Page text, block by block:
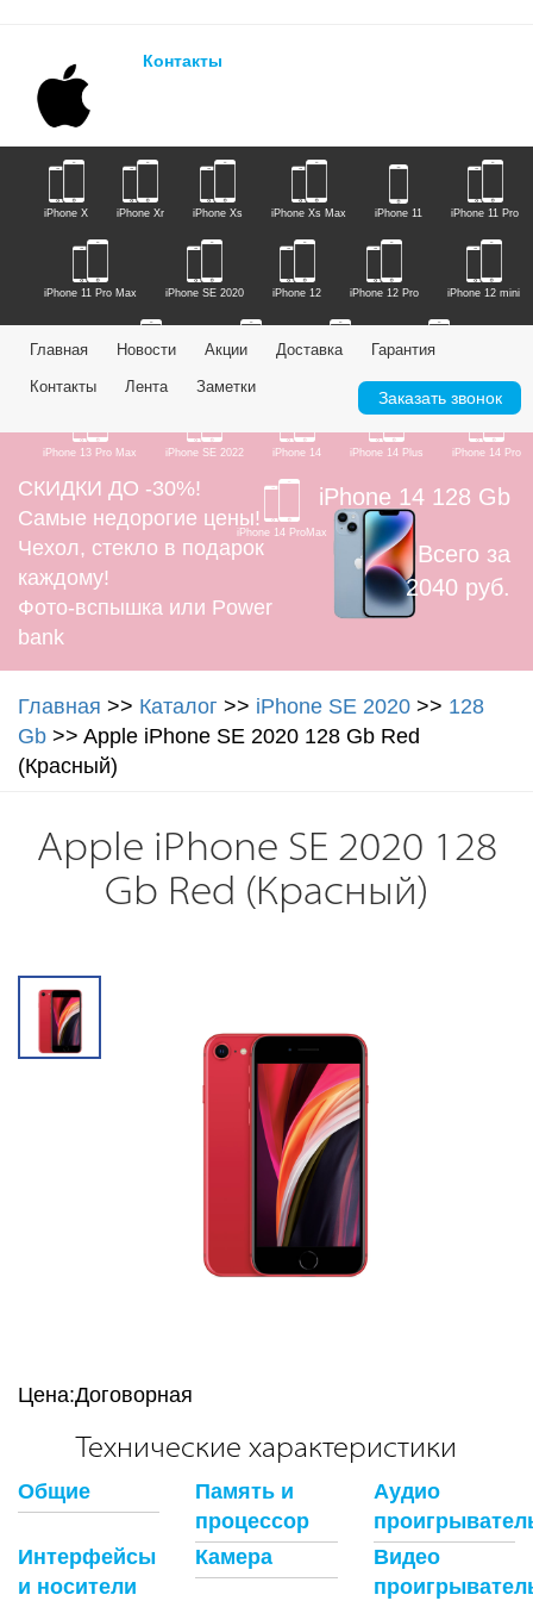
Контакты
iPhone X iPhone Xr iPhone Xs iPhone Xs Max iPhone 11 iPhone 11 Pro
iPhone 11 Pro Max iPhone SE 2020 iPhone 12 iPhone 12 Pro iPhone 12 mini
iPhone 13 Pro Max iPhone SE 2022 iPhone 14 iPhone 14 Plus iPhone 14 Pro
iPhone 14 ProMax
Главная Новости Акции Доставка Гарантия
Контакты Лента Заметки
Заказать звонок
СКИДКИ ДО -30%!
Самые недорогие цены!
Чехол, стекло в подарок
каждому!
Фото-вспышка или Power
bank
iPhone 14 128 Gb
Всего за
2040 руб.
Главная >> Каталог >> iPhone SE 2020 >> 128
Gb >> Apple iPhone SE 2020 128 Gb Red
(Красный)
Apple iPhone SE 2020 128
Gb Red (Красный)
Цена:Договорная
Технические характеристики
Общие
Память и
процессор
Аудио
Интерфейсы
и носители
Камера
Видео